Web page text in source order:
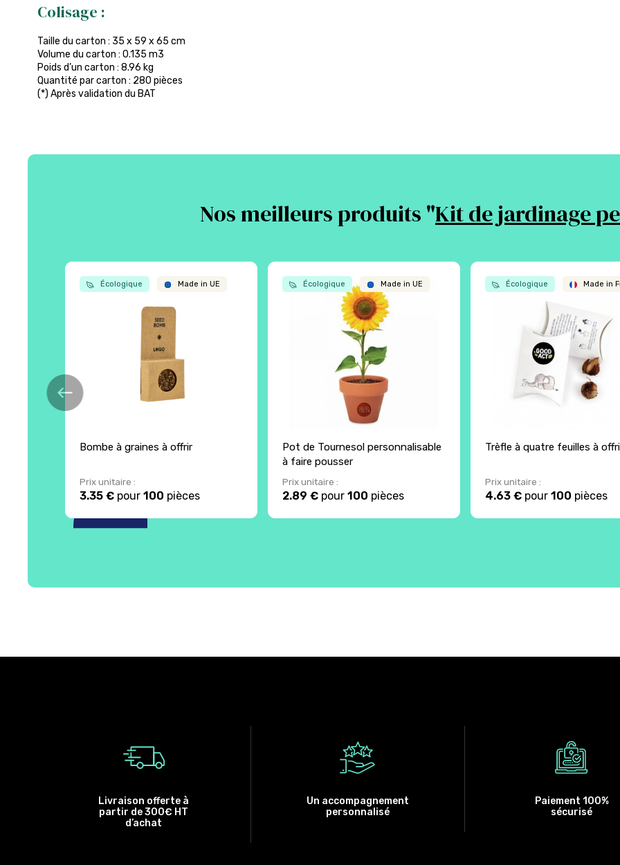
Colisage :
Taille du carton : 35 x 59 x 65 cm
Volume du carton : 0.135 m3
Poids d’un carton : 8.96 kg
Quantité par carton : 280 pièces
(*) Après validation du BAT
Nos meilleurs produits "Kit de jardinage
Écologique Made in UE
Bombe à graines à offrir
Prix unitaire :
3.35 € pour100 pièces
Écologique Made in UE
Pot de Tournesol personnalisable
à faire pousser
Prix unitaire :
2.89 €pour 100 pièces
Écologique Made in
Trèfle à quatre feuilles à
Prix unitaire :
4.63 €pour 100 pièces
Livraison offerte à
partir de 300€ HT
d’achat
Un accompagnement
personnalisé
Paiement 100%
sécurisé